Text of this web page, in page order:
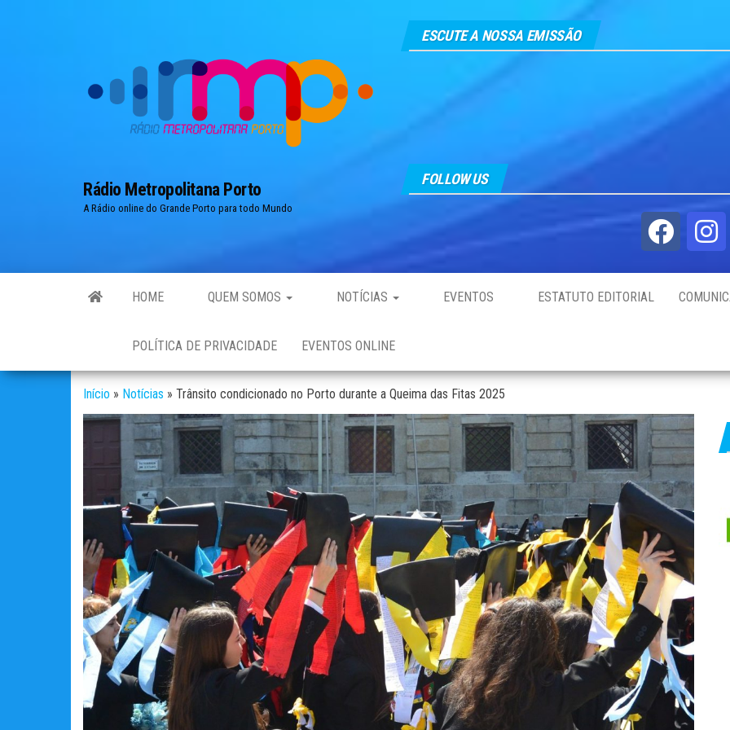
Rádio Metropolitana Porto
A Rádio online do Grande Porto para todo Mundo
ESCUTE A NOSSA EMISSÃO
FOLLOW US
HOME QUEM SOMOS NOTÍCIAS EVENTOS ESTATUTO EDITORIAL
POLÍTICA DE PRIVACIDADE EVENTOS ONLINE
Início » Notícias » Trânsito condicionado no Porto durante a Queima das Fitas 2025